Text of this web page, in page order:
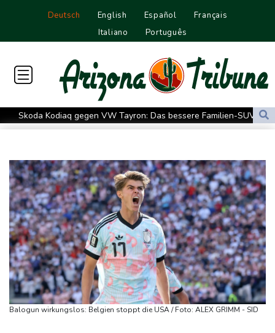
Deutsch English Español
Français
Italiano
Português
Skoda Kodiaq gegen VW Tayron: Das bessere Familien-SUV
Leagues Cup: Müller mit Vancouver schon ausgeschieden
gegen Drogengewalt an
Südkoreas Verband gibt Massagen-Skandal zu: "Desolate Lage"
Größer als alle bisherigen US-Anlagen: Amazon finanziert für
Rechenzentren riesiges Gaskraftwerk
Nächste Pleite im Leagues Cup für Müller und Vancouver
Nowotny sieht Klopp als mögliche Stütze im Jugendbereich
Bayer-Boss Carro: "Wir wollen Titel gewinnen"
Bericht: EU importiert wieder mehr Flüssiggas aus Russland
Militärverwaltung: Mindestens drei Tote durch russische Angriffe
Balogun wirkungslos: Belgien stoppt die USA / Foto: ALEX GRIMM - SID